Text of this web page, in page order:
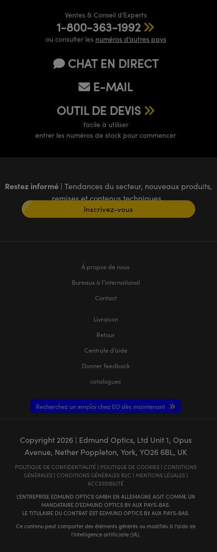
Ventes & Conseil d’Experts
1-800-363-1992
ou consulter les numéros d’autres pays
CHAT EN DIRECT
E-MAIL
OUTIL DE DEVIS
facile à utiliser
entrer les numéros de stock pour commencer
Restez informé | Tendances du secteur, nouveaux produits,
remises et contenus techniques
Inscrivez-vous
À propos de nous
Bureaux à l’international
Contact
Livraison
Retour
Centrale d’aide
Donner feedback
catalogues
Recherchez un emploi chez EO dès maintenant
Copyright 2026| Edmund Optics, Ltd Unit 1, Opus
Avenue, Nether Poppleton, York, YO26 6BL, UK
POLITIQUE DE CONFIDENTIALITÉ| POLITIQUE DE COOKIES| CONDITIONS
GÉNÈRALES| CONDITIONS GÉNÈRALES B2C | MENTIONS LÉGALES|
ACCESSIBILITÉ
L'ENTREPRISE EDMUND OPTICS GMBH EN ALLEMAGNE AGIT COMME UN
MANDATAIRE D'EDMUND OPTICS BV AUX PAYS-BAS.
LE TITULAIRE DU CONTRAT EST EDMUND OPTICS BV AUX PAYS-BAS.
Ce contenu peut comporter des éléments générés ou modifiés à l'aide de
l'intelligence artificielle (IA).